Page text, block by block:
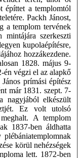
építtet a templomtól
Packh Jánost,
a templom tervének
mintájára szerkeszti
kupolaépítésre,
hozzákezdene.
1828. május 9-
én végzi el az alapkő
prímási építész
már 1831. szept. 7-
nagyjából elkészült
Ez volt utolsó
A templom
1837-ben áldhatta
körül nehézségek
lett. 1872-ben